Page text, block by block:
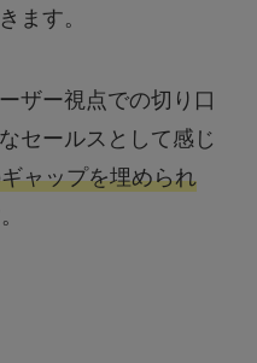
ます。
ザー視点での切り口
セールスとして感じ
ャップを埋められ